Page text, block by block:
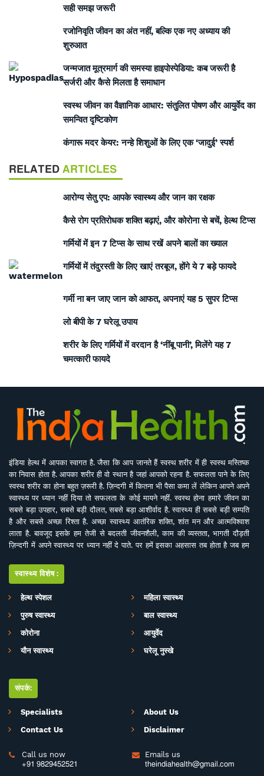
सही समझ जरूरी
रजोनिवृति जीवन का अंत नहीं, बल्कि एक नए अध्याय की
शुरुआत
जन्मजात मूत्रमार्ग की समस्या हाइपोस्पेडिया: कब जरूरी है
सर्जरी और कैसे मिलता है समाधान
स्वस्थ जीवन का वैज्ञानिक आधार: संतुलित पोषण और आयुर्वेद का
समन्वित दृष्टिकोण
कंगारू मदर केयर: नन्हे शिशुओं के लिए एक ‘जादुई’ स्पर्श
RELATED ARTICLES
आरोग्य सेतु एप: आपके स्वास्थ्य और जान का रक्षक
कैसे रोग प्रतिरोधक शक्ति बढ़ाएं, और कोरोना से बचें, हेल्थ टिप्स
गर्मियों में इन 7 टिप्स के साथ रखें अपने बालों का ख्याल
गर्मियों में तंदुरस्ती के लिए खाएं तरबूज, होंगे ये 7 बड़े फायदे
गर्मी ना बन जाए जान को आफत, अपनाएं यह 5 सुपर टिप्स
लो बीपी के 7 घरेलू उपाय
शरीर के लिए गर्मियों में वरदान है ‘नींबू पानी’, मिलेंगे यह 7
चमत्कारी फायदे
इंडिया हेल्थ में आपका स्वागत है. जैसा कि आप जानते हैं स्वस्थ शरीर में ही स्वस्थ मस्तिष्क
का निवास होता है. आपका शरीर ही वो स्थान है जहां आपको रहना है. सफलता पाने के लिए
स्वस्थ शरीर का होना बहुत ज़रूरी है. ज़िन्दगी में कितना भी पैसा कमा लें लेकिन आपने अपने
स्वास्थ्य पर ध्यान नहीं दिया तो सफलता के कोई मायने नहीं. स्वस्थ होना हमारे जीवन का
सबसे बड़ा उपहार, सबसे बड़ी दौलत, सबसे बड़ा आशीर्वाद है. स्वास्थ्य ही सबसे बड़ी सम्पति
है और सबसे अच्छा रिश्ता है. अच्छा स्वास्थ्य आतंरिक शक्ति, शांत मन और आत्मविश्वाश
लाता है. बावजूद इसके हम तेजी से बदलती जीवनशैली, काम की व्यस्तता, भागती दौड़ती
ज़िन्दगी में अपने स्वास्थ्य पर ध्यान नहीं दे पाते. पर हमें इसका अहसास तब होता है जब हम
सर्वे सन्तु निरामया की परिकल्पना को साकार करने के मकसद से इस डिजिटल मीडिया
प्लेटफाॅर्म की परिकल्पना की गई है. जहां स्वास्थ्य विशेषज्ञों के साथ पत्रकारों, शोधकर्ताओं,
चिकित्सकों की एक बेहतर टीम विभिन्न बीमारियों और उनके इलाज, विशेषज्ञों की राय, नवीन
स्वास्थ्य शोध और निष्कर्ष, घरेलू उपचार, योग, फीटनेस, डाइट, हेल्थ टिप्स, गंभीर रोगों पर
जागरूकता के ​मिशन के साथ आपसे जुड़ रही है. जिसका मकसद सिर्फ और सिर्फ आपको
स्वास्थ्य सूचना और जानकारी प्रदान करना है. उम्मीद ही नहीं पूरा भरोसा है आप पूरी
सावधानी के साथ स्वास्थ्य से जुड़ी जानकारियां द इंडिया हेल्थ के मार्फत प्राप्त करेंगेे और
बिना चिकित्सकीय सलाह या हेल्थ एक्सपर्ट के परामर्श के इनका अनुसरण करने से भी बचेंगे.
स्वास्थ्य विशेष:
हेल्थ स्पेशल
महिला स्वास्थ्य
पुरुष स्वास्थ्य
बाल स्वास्थ्य
कोरोना
आयुर्वेद
यौन स्वास्थ्य
घरेलू नुस्खे
संपर्क:
Specialists
About Us
Contact Us
Disclaimer
 Call us now
+91 9829452521
 Emails us
theindiahealth@gmail.com